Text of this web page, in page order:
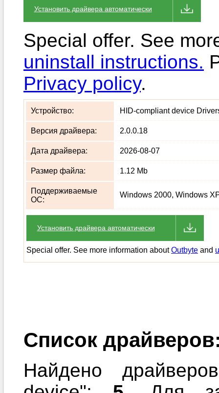
Установить драйвера автоматически
Special offer. See
uninstall instructions.
Privacy policy.
Устройство: HID-compliant device
Версия драйвера: 2.0.0.18
Дата драйвера: 2026-08-07
Размер файла: 1.12 Mb
Поддерживаемые
ОС:
Windows 2000, Windows
Установить драйвера автоматически
Special offer. See more information aboutOutbyte and
Список
Найдено